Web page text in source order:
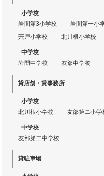
小学校
岩間第3小学校
岩間第一小
宍戸小学校
北川根小学校
中学校
岩間中学校
友部中学校
貸店舗・貸事務所
小学校
北川根小学校
友部第二小学
中学校
友部第二中学校
貸駐車場